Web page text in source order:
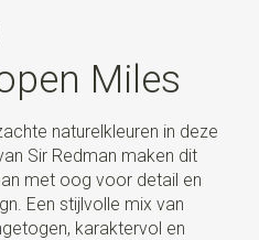
Miles
naturelkleuren in deze
Sir Redman maken dit
met oog voor detail en
Een stijlvolle mix van
karaktervol en